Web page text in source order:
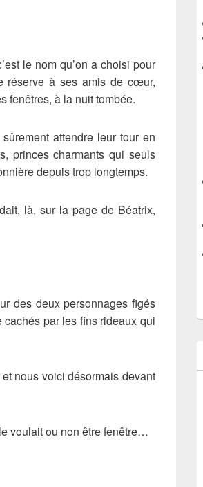
le nom qu’on a choisi pour
réserve à ses amis de cœur,
fenêtres, à la nuit tombée.
attendre leur tour en
princes charmants qui seuls
depuis trop longtemps.
là, sur la page de Béatrix,
des deux personnages figés
par les fins rideaux qui
nous voici désormais devant
voulait ou non être fenêtre…